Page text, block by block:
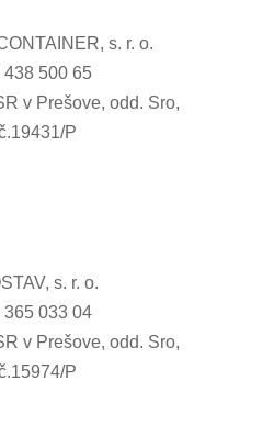
s. r. o.
438 500 65
v Prešove, odd. Sro,
P
s. r. o.
365 033 04
v Prešove, odd. Sro,
P